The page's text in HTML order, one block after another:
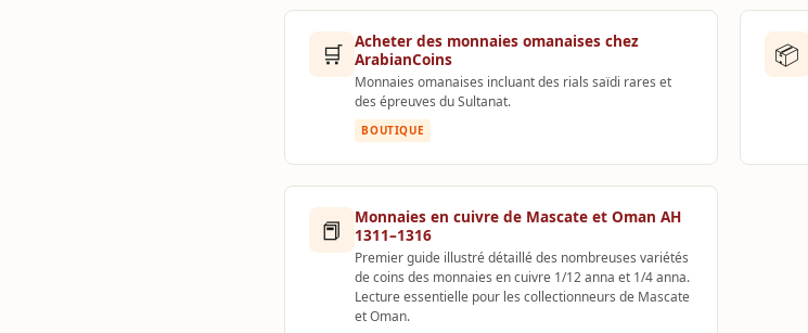
🛒 Acheter des monnaies omanaises chez
ArabianCoins
Monnaies omanaises incluant des rials saïdi rares et
des épreuves du Sultanat.
BOUTIQUE
📦
📕
Monnaies en cuivre de Mascate et Oman AH
1311–1316
Premier guide illustré détaillé des nombreuses variétés
de coins des monnaies en cuivre 1/12 anna et 1/4 anna.
Lecture essentielle pour les collectionneurs de Mascate
et Oman.